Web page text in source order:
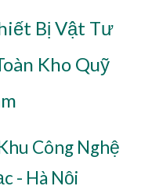
Bị Vật Tư
Kho Quỹ
Công Nghệ
- Hà Nội